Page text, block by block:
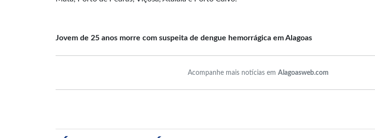
Jovem de 25 anos morre com suspeita de dengue hemorrágica em Alagoas
Acompanhe mais notícias em Alagoasweb.com